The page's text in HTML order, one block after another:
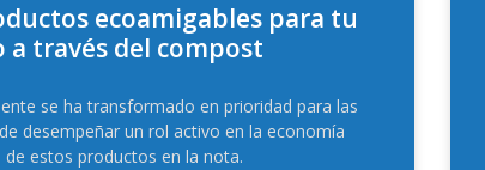
ecoamigables para tu
través del compost
se ha transformado en prioridad para las
desempeñar un rol activo en la economía
estos productos en la nota.